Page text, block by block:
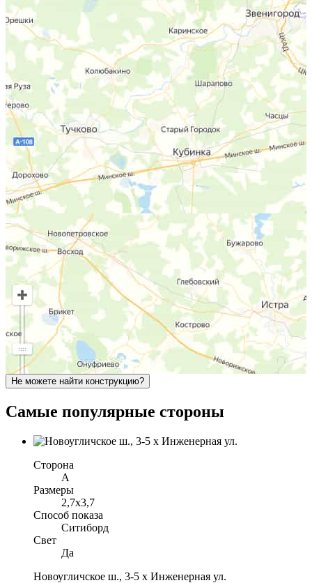
Не можете найти конструкцию?
Самые популярные стороны
Сторона
A
Размеры
2,7х3,7
Способ показа
Ситиборд
Свет
Да
Новоугличское ш., 3-5 х Инженерная ул.